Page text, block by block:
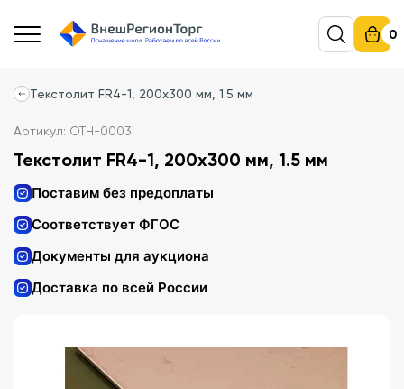
0
Текстолит FR4-1, 200x300 мм, 1.5 мм
Артикул: ОТН-0003
Текстолит FR4-1, 200x300 мм, 1.5 мм
Поставим без предоплаты
Соответствует ФГОС
Документы для аукциона
Доставка по всей России